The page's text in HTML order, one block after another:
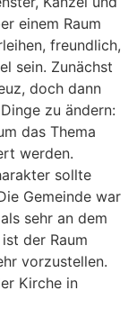
einem Raum
freundlich,
sein. Zunächst
doch dann
zu ändern:
das Thema
werden.
sollte
Gemeinde war
sehr an dem
der Raum
vorzustellen.
Kirche in